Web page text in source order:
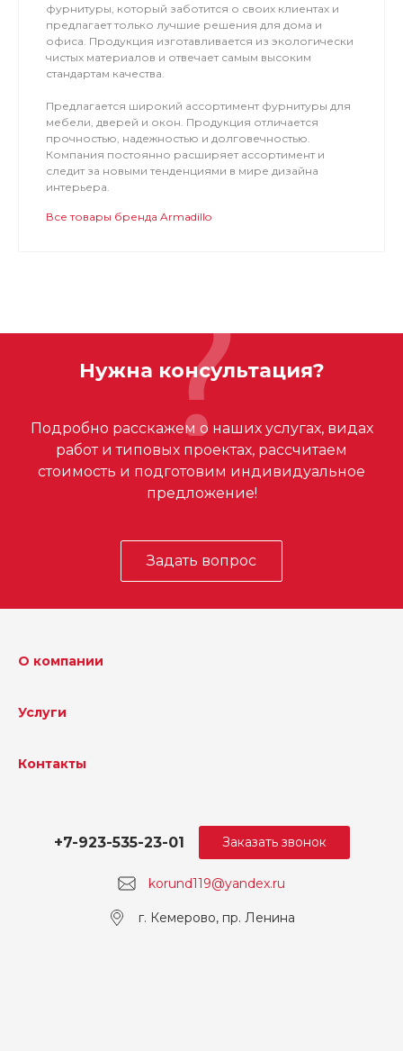
фурнитуры, который заботится о своих клиентах и
предлагает только лучшие решения для дома и
офиса. Продукция изготавливается из экологически
чистых материалов и отвечает самым высоким
стандартам качества.
Предлагается широкий ассортимент фурнитуры для
мебели, дверей и окон. Продукция отличается
прочностью, надежностью и долговечностью.
Компания постоянно расширяет ассортимент и
следит за новыми тенденциями в мире дизайна
интерьера.
Все товары бренда Armadillo
Нужна консультация?
Подробно расскажем о наших услугах, видах
работ и типовых проектах, рассчитаем
стоимость и подготовим индивидуальное
предложение!
Задать вопрос
О компании
Услуги
Контакты
korund119@yandex.ru
+7-923-535-23-01
г. Кемерово, пр. Ленина
Заказать звонок